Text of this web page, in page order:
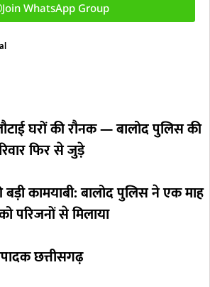
Join WhatsApp Group
घरों की रौनक — बालोद पुलिस की
फिर से जुड़े
कामयाबी: बालोद पुलिस ने एक माह
परिजनों से मिलाया
छत्तीसगढ़